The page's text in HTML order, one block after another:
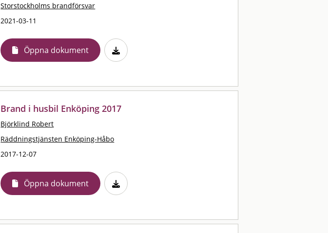
Storstockholms brandförsvar
2021-03-11
Öppna dokument
Brand i husbil Enköping 2017
Björklind Robert
Räddningstjänsten Enköping-Håbo
2017-12-07
Öppna dokument